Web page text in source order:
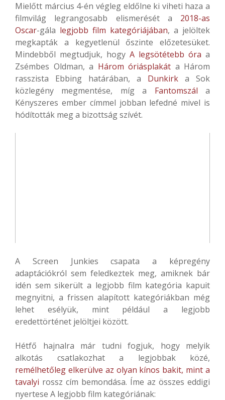
Mielőtt március 4-én végleg eldőlne ki viheti haza a
filmvilág legrangosabb elismerését a 2018-as
Oscar-gála legjobb film kategóriájában, a jelöltek
megkapták a kegyetlenül őszinte előzetesüket.
Mindebből megtudjuk, hogy A legsötétebb óra a
Zsémbes Oldman, a Három óriásplakát a Három
rasszista Ebbing határában, a Dunkirk a Sok
közlegény megmentése, míg a Fantomszál a
Kényszeres ember címmel jobban lefedné mivel is
hódították meg a bizottság szívét.
A Screen Junkies csapata a képregény
adaptációkról sem feledkeztek meg, amiknek bár
idén sem sikerült a legjobb film kategória kapuit
megnyitni, a frissen alapított kategóriákban még
lehet esélyük, mint például a legjobb
eredettörténet jelöltjei között.
Hétfő hajnalra már tudni fogjuk, hogy melyik
alkotás csatlakozhat a legjobbak közé,
remélhetőleg elkerülve az olyan kínos bakit, mint a
tavalyi rossz cím bemondása. Íme az összes eddigi
nyertese A legjobb film kategóriának: